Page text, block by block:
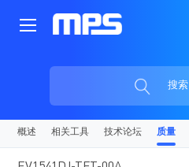
搜索
概述 相关工具 技术论坛 质量